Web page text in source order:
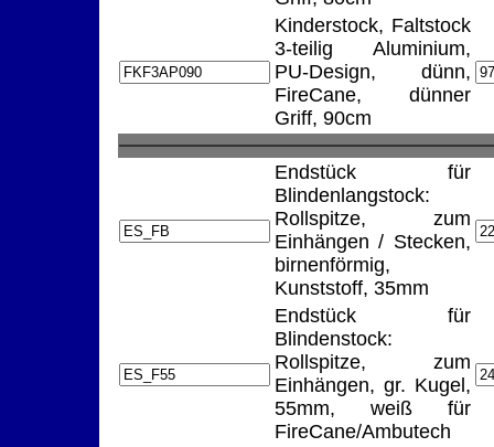
Kinderstock, Faltstock
3-teilig Aluminium,
PU-Design, dünn,
FireCane, dünner
Griff, 90cm
Endstück für
Blindenlangstock:
Rollspitze, zum
Einhängen / Stecken,
birnenförmig,
Kunststoff, 35mm
Endstück für
Blindenstock:
Rollspitze, zum
Einhängen, gr. Kugel,
55mm, weiß für
FireCane/Ambutech